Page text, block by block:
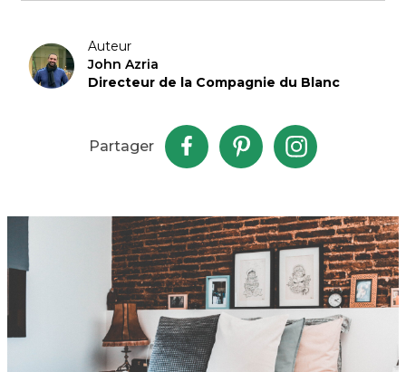
Auteur
John Azria
Directeur de la Compagnie du Blanc
Partager